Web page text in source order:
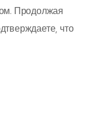
Продолжая
что